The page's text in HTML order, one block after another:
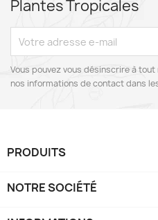
Plantes Tropicales
Vous pouvez vous désinscrire à
nos informations de contact dans
PRODUITS
NOTRE SOCIÉTÉ